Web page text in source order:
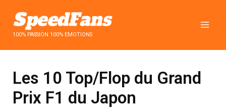
contenu100% PASSION 100% EMOTIONS
Les 10 Top/Flop du Grand
Prix F1 du Japon